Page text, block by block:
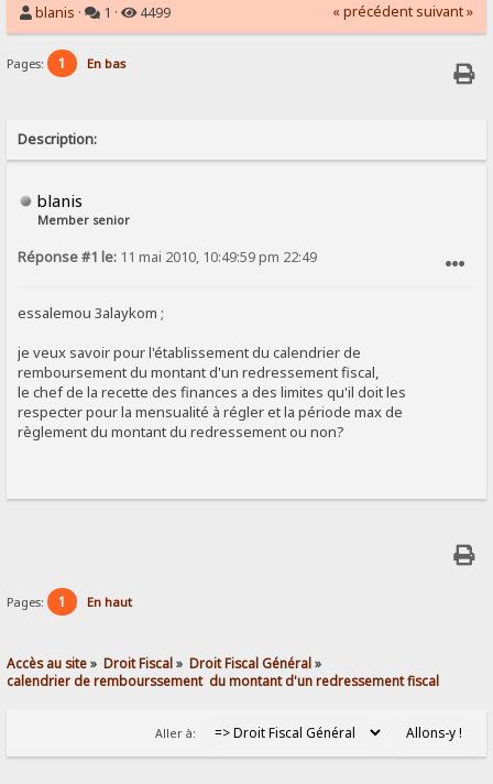
blanis · 1 · 4499 « précédent suivant »
Pages: 1 En bas
Description:
blanis
Member senior
Réponse #1 le: 11 mai 2010, 10:49:59 pm 22:49
essalemou 3alaykom ;
je veux savoir pour l'établissement du calendrier de
remboursement du montant d'un redressement fiscal,
le chef de la recette des finances a des limites qu'il doit les
respecter pour la mensualité à régler et la période max de
règlement du montant du redressement ou non?
Pages: 1 En haut
Accès au site» Droit Fiscal» Droit Fiscal Général»
calendrier de rembourssement  du montant d'un redressement fiscal
Aller à: